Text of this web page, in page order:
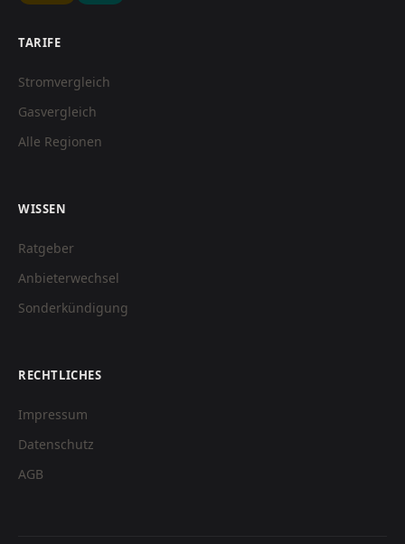
TARIFE
Stromvergleich
Gasvergleich
Alle Regionen
WISSEN
Ratgeber
Anbieterwechsel
Sonderkündigung
RECHTLICHES
Impressum
Datenschutz
AGB